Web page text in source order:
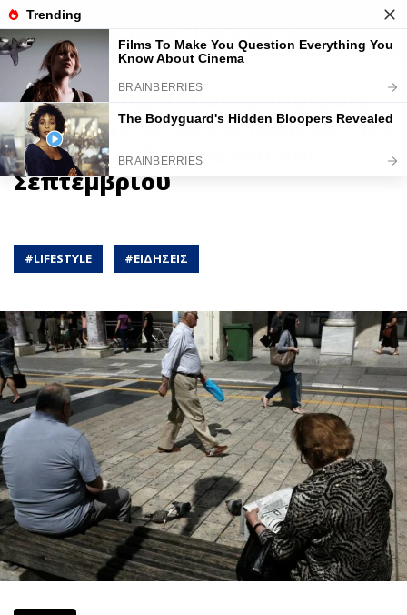
Συνταξιούχοι: Ποιες ακριβώς
ημερομηνίες θα εισπράξουν τις
συντάξεις Αυγούστου και
Σεπτεμβρίου
#LIFESTYLE #ΕΙΔΗΣΕΙΣ